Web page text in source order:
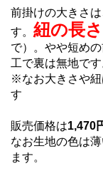
前掛けの大きさは
す。 紐の長
で）。やや短め
工で裏は無地です
※なお大きさや紐
す
販売価格は1,470
なお生地の色は
ます。